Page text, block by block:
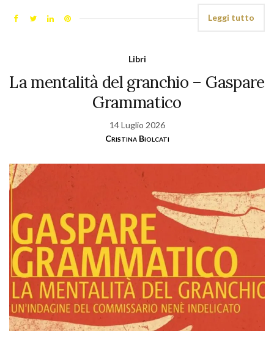
Leggi tutto
Libri
La mentalità del granchio – Gaspare
Grammatico
14 Luglio 2026
Cristina Biolcati